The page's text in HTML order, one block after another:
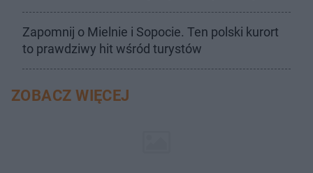
Zapomnij o Mielnie i Sopocie. Ten polski kurort
to prawdziwy hit wśród turystów
ZOBACZ WIĘCEJ